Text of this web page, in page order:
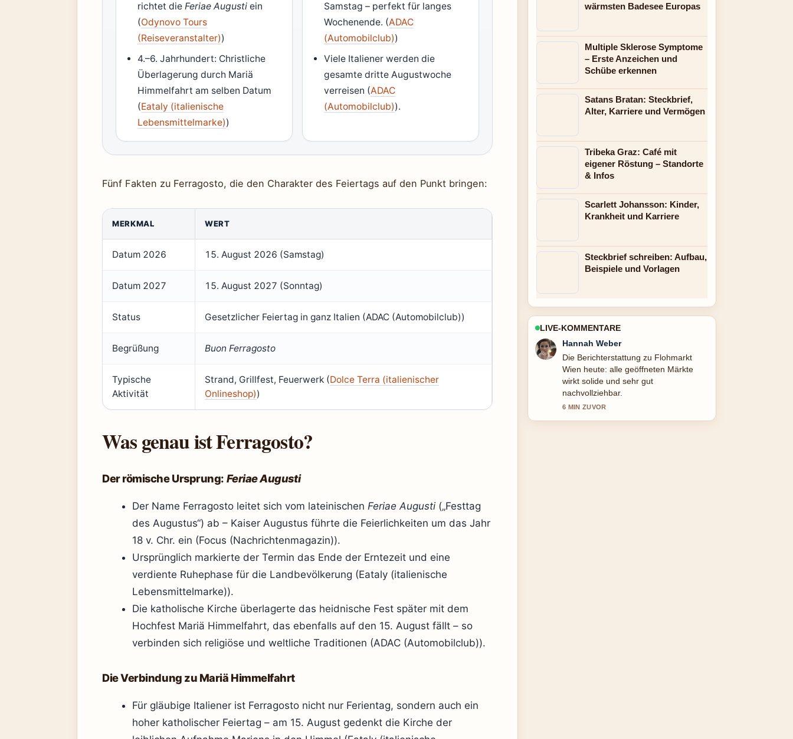
richtet dieFeriae Augusti ein
(Odynovo Tours
(Reiseveranstalter))
4.–6. Jahrhundert: Christliche
Überlagerung durch Mariä
Himmelfahrt am selben Datum
(Eataly (italienische
Lebensmittelmarke))
Samstag – perfekt für langes
Wochenende. (ADAC
(Automobilclub))
Viele Italiener werden die
gesamte dritte Augustwoche
verreisen (ADAC
(Automobilclub)).
Fünf Fakten zu Ferragosto, die den Charakter des Feiertags auf den Punkt bringen:
MERKMAL WERT
Datum 2026 15. August 2026 (Samstag)
Datum 2027 15. August 2027 (Sonntag)
Status Gesetzlicher Feiertag in ganz Italien (ADAC (Automobilclub))
Begrüßung Buon Ferragosto
Typische
Aktivität
Strand, Grillfest, Feuerwerk (Dolce Terra (italienischer
Onlineshop))
Was genau ist Ferragosto?
Der römische Ursprung: Feriae Augusti
Der Name Ferragosto leitet sich vom lateinischen Feriae Augusti („Festtag
des Augustus“) ab – Kaiser Augustus führte die Feierlichkeiten um das Jahr
18 v. Chr. ein (Focus (Nachrichtenmagazin)).
Ursprünglich markierte der Termin das Ende der Erntezeit und eine
verdiente Ruhephase für die Landbevölkerung (Eataly (italienische
Lebensmittelmarke)).
Die katholische Kirche überlagerte das heidnische Fest später mit dem
Hochfest Mariä Himmelfahrt, das ebenfalls auf den 15. August fällt – so
verbinden sich religiöse und weltliche Traditionen (ADAC (Automobilclub)).
Die Verbindung zu Mariä Himmelfahrt
Für gläubige Italiener ist Ferragosto nicht nur Ferientag, sondern auch ein
hoher katholischer Feiertag – am 15. August gedenkt die Kirche der
wärmsten Badesee Europas
Multiple Sklerose Symptome
– Erste Anzeichen und
Schübe erkennen
Satans Bratan: Steckbrief,
Alter, Karriere und Vermögen
Tribeka Graz: Café mit
eigener Röstung – Standorte
& Infos
Scarlett Johansson: Kinder,
Krankheit und Karriere
Steckbrief schreiben: Aufbau,
Beispiele und Vorlagen
LIVE-KOMMENTARE
Tim Vogel
Gute Verifikationsarbeit zu Victoria
Principal: Was wurde aus der Dallas-
Schauspielerin. Mehr Medien sollten
so schreiben.
8 MIN ZUVOR